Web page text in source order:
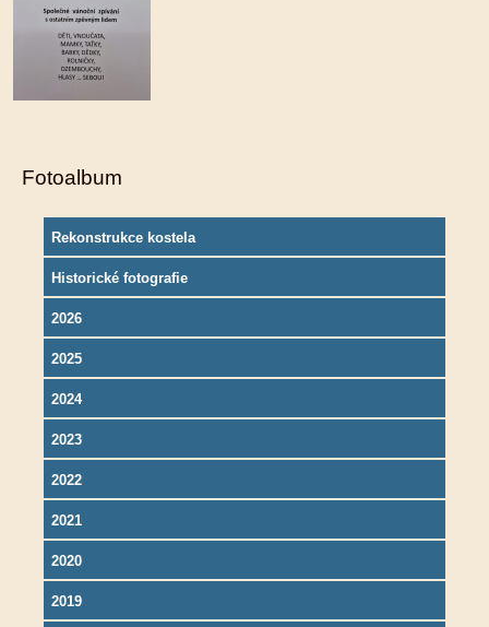
Fotoalbum
Rekonstrukce kostela
Historické fotografie
2026
2025
2024
2023
2022
2021
2020
2019